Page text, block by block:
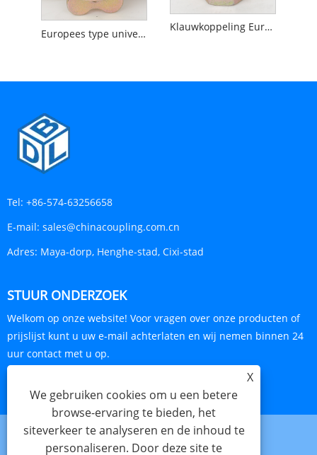
Europees type universele koppelingsdop
Klauwkoppeling Europees type
Tel: +86-574-63256658
E-mail: sales@chinacoupling.com.cn
Adres: Maya-dorp, Henghe-stad, Cixi-stad
STUUR ONDERZOEK
Welkom op onze website! Voor vragen over onze producten of
prijslijst kunt u uw e-mail achterlaten en wij nemen binnen 24
uur contact met u op.
X
We gebruiken cookies om u een betere
browse-ervaring te bieden, het
siteverkeer te analyseren en de inhoud te
personaliseren. Door deze site te